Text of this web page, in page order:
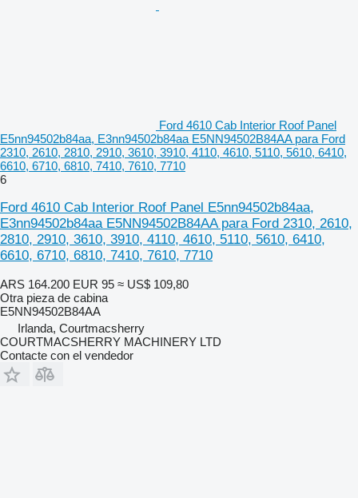
Ford 4610 Cab Interior Roof Panel
E5nn94502b84aa, E3nn94502b84aa E5NN94502B84AA para Ford
2310, 2610, 2810, 2910, 3610, 3910, 4110, 4610, 5110, 5610, 6410,
6610, 6710, 6810, 7410, 7610, 7710
6
Ford 4610 Cab Interior Roof Panel E5nn94502b84aa,
E3nn94502b84aa E5NN94502B84AA para Ford 2310, 2610,
2810, 2910, 3610, 3910, 4110, 4610, 5110, 5610, 6410,
6610, 6710, 6810, 7410, 7610, 7710
ARS 164.200 EUR 95 ≈ US$ 109,80
Otra pieza de cabina
E5NN94502B84AA
Irlanda, Courtmacsherry
COURTMACSHERRY MACHINERY LTD
Contacte con el vendedor